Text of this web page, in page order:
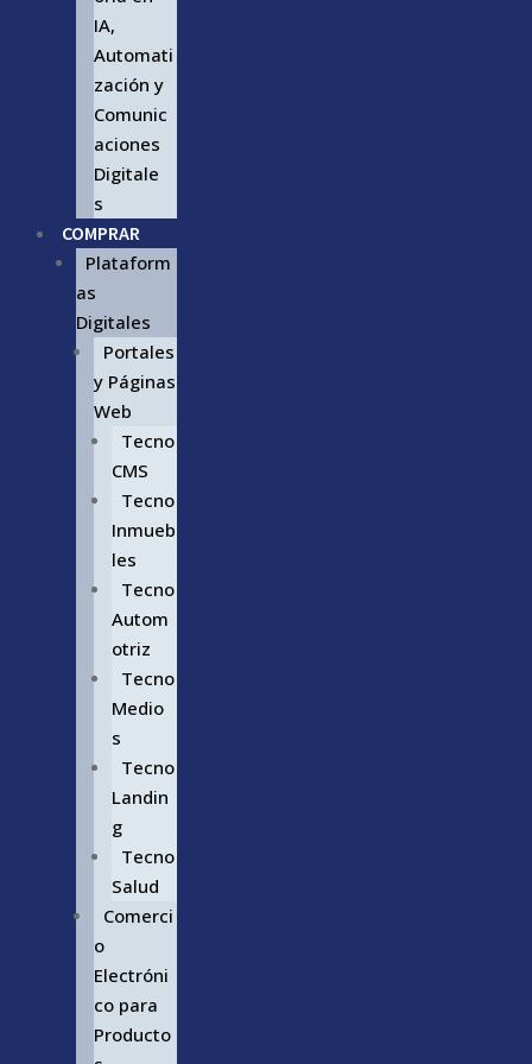
IA,
Automati
zación y
Comunic
aciones
Digitale
s
COMPRAR
Plataform
as
Digitales
Portales
y Páginas
Web
Tecno
CMS
Tecno
Inmueb
les
Tecno
Autom
otriz
Tecno
Medio
s
Tecno
Landin
g
Tecno
Salud
Comerci
o
Electróni
co para
Producto